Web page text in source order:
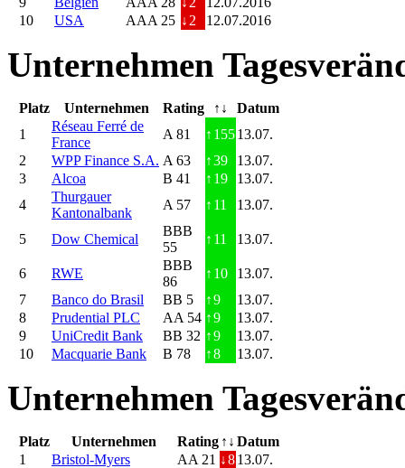
10
USA AAA 25 ↓ 2 12.07.2016
Unternehmen
Platz Unternehmen Rating ↑↓
Datum
1
Réseau Ferré de
France
A 81 ↑ 15513.07.
2
WPP Finance S.A. A 63 ↑39
13.07.
3
Alcoa B 41 ↑ 19
13.07.
4
Thurgauer
Kantonalbank
A 57 ↑ 11 13.07.
5 Dow Chemical
BBB
55
↑ 11 13.07.
6 RWE
BBB
86
↑ 10
13.07.
7
Banco do Brasil BB 5 ↑9
13.07.
8
Prudential PLC AA 54 ↑9
13.07.
9
UniCredit Bank BB 32 ↑9
13.07.
10
Macquarie Bank B 78 ↑8 13.07.
Unternehmen
Platz Unternehmen Rating ↑↓ Datum
1
Bristol-Myers AA 21 ↓813.07.